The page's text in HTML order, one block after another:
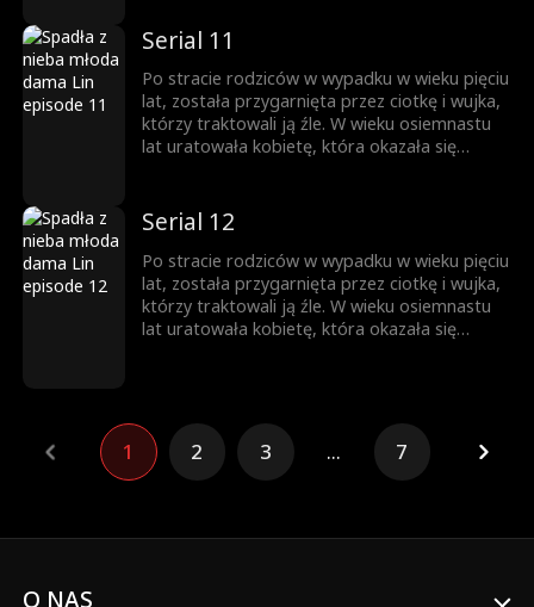
charakter, jego trójka dzieci ukryła swoje
tożsamości, ale ostatecznie poruszyła ich jej
dobroć i wytrwałość.
Serial 11
Po stracie rodziców w wypadku w wieku pięciu
lat, została przygarnięta przez ciotkę i wujka,
którzy traktowali ją źle. W wieku osiemnastu
lat uratowała kobietę, która okazała się
charakter, jego trójka dzieci ukryła swoje
tożsamości, ale ostatecznie poruszyła ich jej
dobroć i wytrwałość.
Serial 12
Po stracie rodziców w wypadku w wieku pięciu
lat, została przygarnięta przez ciotkę i wujka,
którzy traktowali ją źle. W wieku osiemnastu
lat uratowała kobietę, która okazała się
tożsamości, ale ostatecznie poruszyła ich jej
dobroć i wytrwałość.
1 2 3 ... 7
O NAS